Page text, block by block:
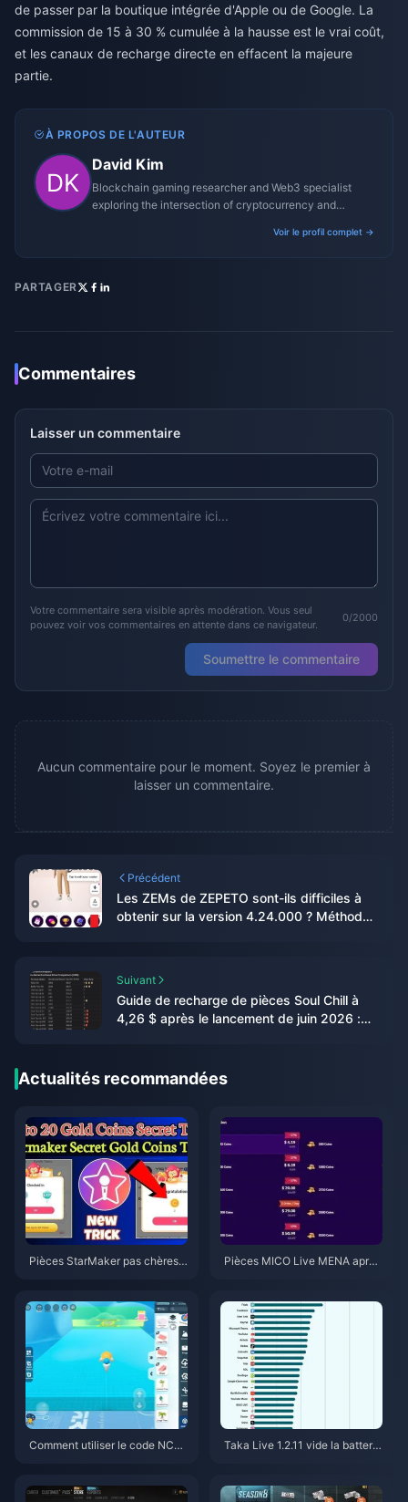
de passer par la boutique intégrée d'Apple ou de Google. La
commission de 15 à 30 % cumulée à la hausse est le vrai coût,
et les canaux de recharge directe en effacent la majeure
partie.
À PROPOS DE L'AUTEUR
David Kim
Blockchain gaming researcher and Web3 specialist
exploring the intersection of cryptocurrency and
Voir le profil complet →
PARTAGER
Commentaires
Laisser un commentaire
Votre commentaire sera visible après modération. Vous seul
pouvez voir vos commentaires en attente dans ce navigateur.
0/2000
Soumettre le commentaire
Aucun commentaire pour le moment. Soyez le premier à
laisser un commentaire.
Précédent
Les ZEMs de ZEPETO sont-ils difficiles à
obtenir sur la version 4.24.000 ? Méthodes
Suivant
Guide de recharge de pièces Soul Chill à
4,26 $ après le lancement de juin 2026 :
Actualités recommandées
Pièces StarMaker pas chères p
n)
Pièces MICO Live MENA après
Comment utiliser le code NCR
Taka Live 1.2.11 vide la batterie
tions